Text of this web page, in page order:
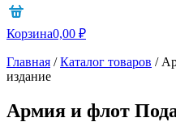
Корзина0,00 ₽
Главная /Каталог товаров /
издание
Армия и флот